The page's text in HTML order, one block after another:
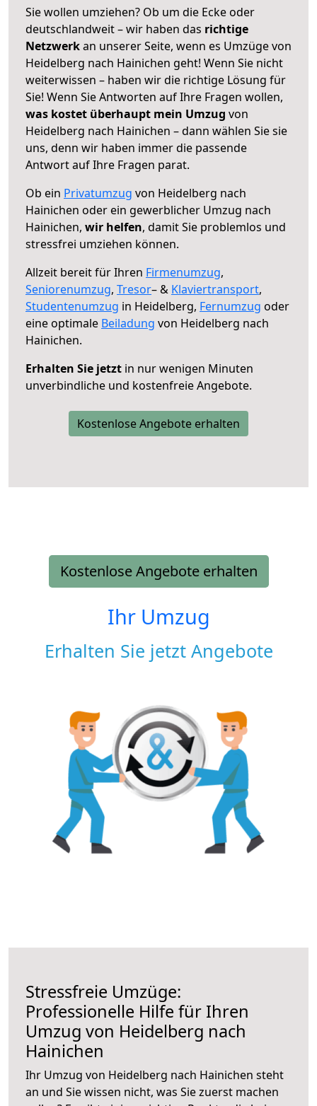
Sie wollen umziehen? Ob um die Ecke oder
deutschlandweit – wir haben das richtige
Netzwerkan unserer Seite, wenn es Umzüge von
Heidelberg nach Hainichen geht! Wenn Sie nicht
weiterwissen – haben wir die richtige Lösung für
Sie! Wenn Sie Antworten auf Ihre Fragen wollen,
was kostet überhaupt mein Umzug von
Heidelberg nach Hainichen – dann wählen Sie sie
uns, denn wir haben immer die passende
Antwort auf Ihre Fragen parat.
Ob ein Privatumzug von Heidelberg nach
Hainichen oder ein gewerblicher Umzug nach
Hainichen, wir helfen, damit Sie problemlos und
stressfrei umziehen können.
Allzeit bereit für Ihren Firmenumzug,
Seniorenumzug, Tresor– & Klaviertransport,
Studentenumzug in Heidelberg, Fernumzug oder
eine optimale Beiladung von Heidelberg nach
Hainichen.
Erhalten Sie jetzt in nur wenigen Minuten
unverbindliche und kostenfreie Angebote.
Kostenlose Angebote erhalten
Kostenlose Angebote erhalten
Ihr Umzug
Erhalten Sie jetzt Angebote
Stressfreie Umzüge:
Professionelle Hilfe für Ihren
Umzug von Heidelberg nach
Hainichen
Ihr Umzug von Heidelberg nach Hainichen steht
an und Sie wissen nicht, was Sie zuerst machen